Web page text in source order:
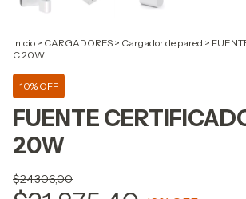
Inicio > CARGADORES > Cargador de pared >
C 20W
10% OFF
FUENTE
20W
$24.306,00